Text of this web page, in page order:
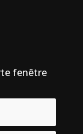
fenêtre